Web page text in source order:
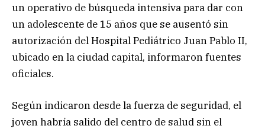
un operativo de búsqueda intensiva para dar con
un adolescente de 15 años que se ausentó sin
autorización del Hospital Pediátrico Juan Pablo II,
ubicado en la ciudad capital, informaron fuentes
oficiales.
Según indicaron desde la fuerza de seguridad, el
joven habría salido del centro de salud sin el